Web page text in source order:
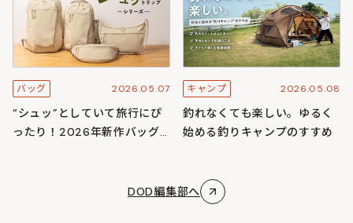
バッグ 2026.05.07
“シュッ”としていて旅行にぴ
ったり！2026年新作バッグ
キャンプ 2026.05.08
釣れなくても楽しい。ゆるく
始める釣りキャンプのすすめ
DOD編集部へ